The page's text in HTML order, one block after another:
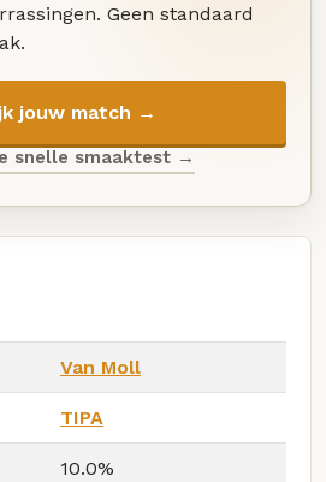
Geen standaard
jouw match →
snelle smaaktest →
Van Moll
TIPA
10.0%